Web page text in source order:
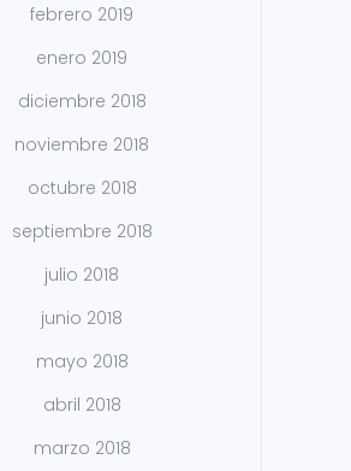
febrero 2019
enero 2019
diciembre 2018
noviembre 2018
octubre 2018
septiembre 2018
julio 2018
junio 2018
mayo 2018
abril 2018
marzo 2018